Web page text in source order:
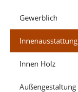
Gewerblich
Innenausstattung
Innen Holz
Außengestaltung